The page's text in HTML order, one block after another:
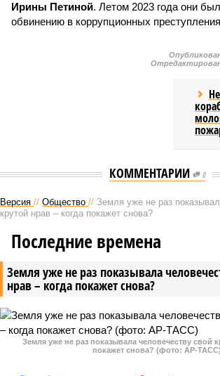
Ирины Петиной. Летом 2023 года они
обвинению в коррупционных
КОММЕНТАРИИ 0
Версия // Общество // Земля уже не раз
крутой нрав – когда покажет снова?
Земля уже не раз показывала
нрав – когда покажет снова?
Последние времена
Земля уже не раз показывала человечеству свой
покажет снова? (фото: АР-ТАСС)